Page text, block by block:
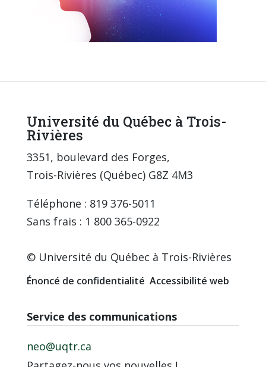
Université du Québec à Trois-
Rivières
3351, boulevard des Forges,
Trois-Rivières (Québec) G8Z 4M3
Téléphone : 819 376-5011
Sans frais : 1 800 365-0922
© Université du Québec à Trois-Rivières
Énoncé de confidentialité Accessibilité web
Service des communications
neo@uqtr.ca